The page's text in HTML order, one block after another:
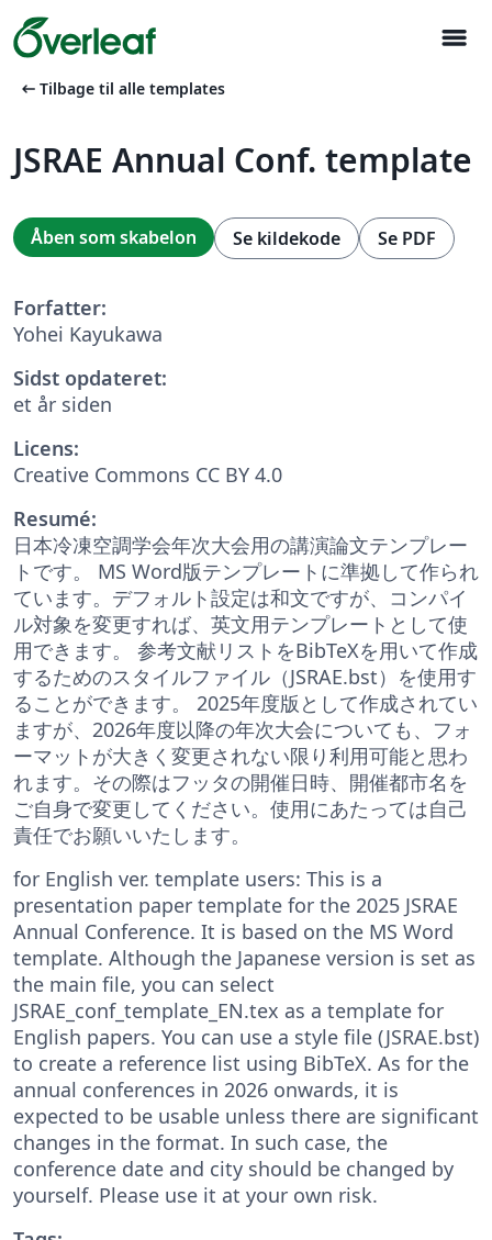
menu
arrow_left_alt Tilbage til alle templates
JSRAE Annual Conf. template
Åben som skabelon Se kildekode Se PDF
Forfatter:
Yohei Kayukawa
Sidst opdateret:
et år siden
Licens:
Creative Commons CC BY 4.0
Resumé:
日本冷凍空調学会年次大会用の講演論文テンプレー
トです。 MS Word版テンプレートに準拠して作られ
ています。デフォルト設定は和文ですが、コンパイ
ル対象を変更すれば、英文用テンプレートとして使
用できます。 参考文献リストをBibTeXを用いて作成
するためのスタイルファイル（JSRAE.bst）を使用す
ることができます。 2025年度版として作成されてい
ますが、2026年度以降の年次大会についても、フォ
ーマットが大きく変更されない限り利用可能と思わ
れます。その際はフッタの開催日時、開催都市名を
ご自身で変更してください。使用にあたっては自己
責任でお願いいたします。
for English ver. template users: This is a
presentation paper template for the 2025 JSRAE
Annual Conference. It is based on the MS Word
template. Although the Japanese version is set as
the main file, you can select
JSRAE_conf_template_EN.tex as a template for
English papers. You can use a style file (JSRAE.bst)
to create a reference list using BibTeX. As for the
annual conferences in 2026 onwards, it is
expected to be usable unless there are significant
changes in the format. In such case, the
conference date and city should be changed by
yourself. Please use it at your own risk.